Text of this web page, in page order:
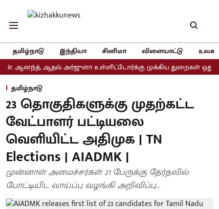
தமிழ்நாடு இந்தியா சினிமா விளையாட்டு
ஆதவ் அர்ஜுனா உள்ளிட்டோர்க்கு முக்கிய துறைகள் ஒதுக்கீடு
தமிழ்நாடு
23 தொகுதிகளுக்கு முதற்கட்ட
வேட்பாளர் பட்டியலை
வெளியிட்ட அதிமுக | TN
Elections | AIADMK |
முன்னாள் அமைச்சர்கள் 21 பேருக்கு தேர்தலில்
போட்டியிட வாய்ப்பு வழங்கி அறிவிப்பு...